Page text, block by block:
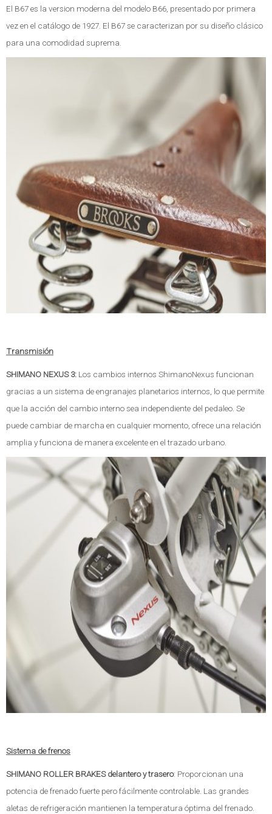
El B67 es la version moderna del modelo B66, presentado por primera
vez en el catálogo de 1927. El B67 se caracterizan por su diseño clásico
para una comodidad suprema.
Transmisión
SHIMANO NEXUS 3: Los cambios internos ShimanoNexus funcionan
gracias a un sistema de engranajes planetarios internos, lo que permite
que la acción del cambio interno sea independiente del pedaleo. Se
puede cambiar de marcha en cualquier momento, ofrece una relación
amplia y funciona de manera excelente en el trazado urbano.
Sistema de frenos
SHIMANO ROLLER BRAKES delantero y trasero: Proporcionan una
potencia de frenado fuerte pero fácilmente controlable. Las grandes
aletas de refrigeración mantienen la temperatura óptima del frenado.